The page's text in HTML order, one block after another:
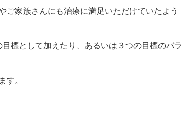
家族さんにも治療に満足いただけていたよう
標として加えたり、あるいは３つの目標のバラ
す。